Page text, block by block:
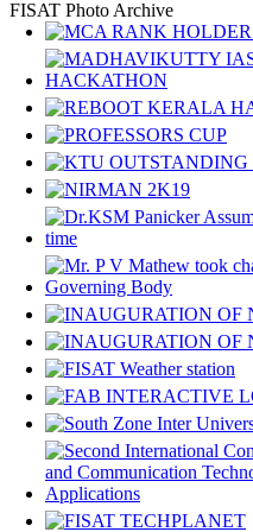
FISAT Photo Archive